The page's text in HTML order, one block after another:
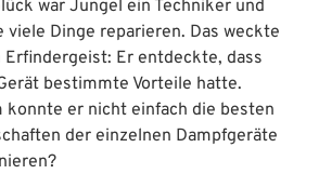
war Jungel ein Techniker und
viele Dinge reparieren. Das weckte
Erfindergeist: Er entdeckte, dass
bestimmte Vorteile hatte.
konnte er nicht einfach die besten
der einzelnen Dampfgeräte